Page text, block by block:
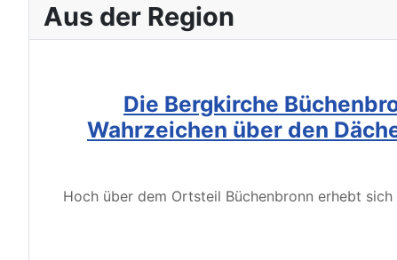
Aus der Region
Die Bergkirche
Wahrzeichen über den
Hoch über dem Ortsteil Büchenbronn erhebt